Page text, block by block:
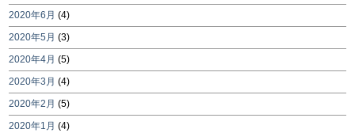
2020年6月 (4)
2020年5月 (3)
2020年4月 (5)
2020年3月 (4)
2020年2月 (5)
2020年1月 (4)